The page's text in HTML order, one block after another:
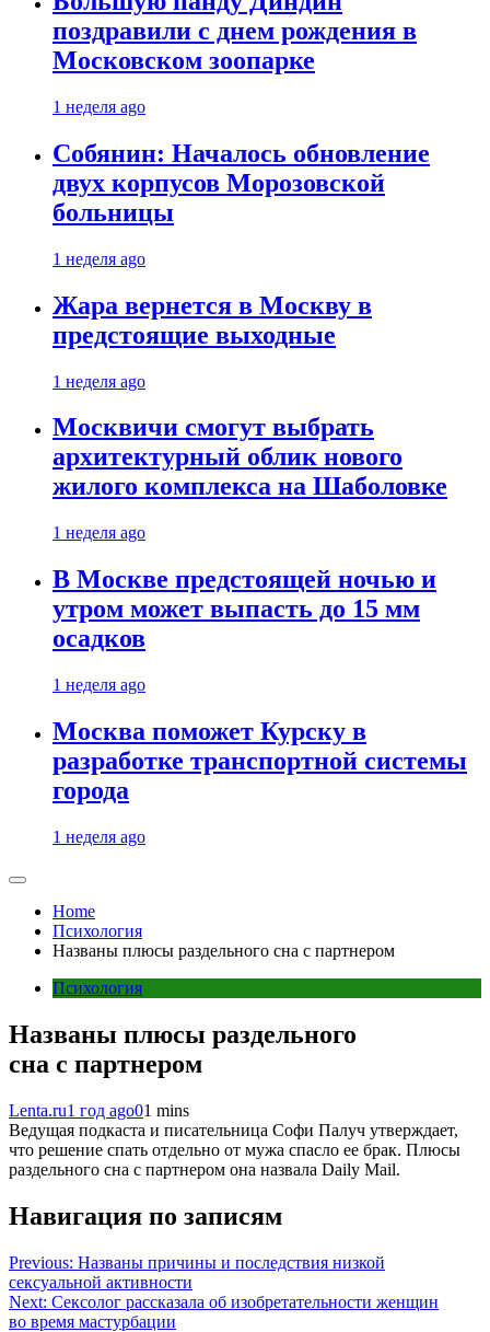
поздравили с днем рождения в
Московском зоопарке
1 неделя ago
Собянин: Началось обновление
двух корпусов Морозовской
больницы
1 неделя ago
Жара вернется в Москву в
предстоящие выходные
1 неделя ago
Москвичи смогут выбрать
архитектурный облик нового
жилого комплекса на Шаболовке
1 неделя ago
В Москве предстоящей ночью и
утром может выпасть до 15 мм
осадков
1 неделя ago
Москва поможет Курску в
разработке транспортной системы
города
1 неделя ago
Home
Психология
Названы плюсы раздельного сна с партнером
Психология
Названы плюсы раздельного
сна с партнером
Lenta.ru1 год ago01 mins
Ведущая подкаста и писательница Софи Палуч утверждает,
что решение спать отдельно от мужа спасло ее брак. Плюсы
раздельного сна с партнером она назвала Daily Mail.
Навигация по записям
Previous: Названы причины и последствия низкой
сексуальной активности
Next: Сексолог рассказала об изобретательности женщин
во время мастурбации